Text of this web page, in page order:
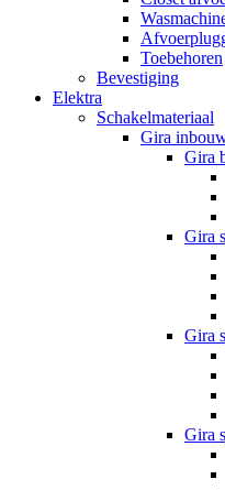
Toebehoren
Bevestiging
Elektra
Schakelmateriaal
Gira
Gira
Gira
Gira
Gira